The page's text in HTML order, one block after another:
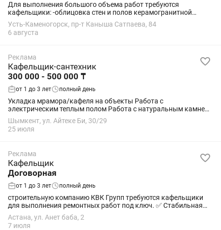
Для выполнения большого объема работ требуются
кафельщики: -облицовка стен и полов керамогранитной
плиткой -оплата по факту выполненных работ ( сдельная
оплата труда) -стабильный объем работ г...
Усть-Каменогорск, пр-т Каныша Сатпаева, 84
6 августа
Реклама
Кафельщик-сантехник
300 000 - 500 000 ₸
от 1 до 3 лет полный день
Укладка мрамора/кафеля на объекты Работа с
электрическим теплым полом Работа с натуральным камнем-
гранит, мрамор Не объем, постоянная работа! Пишите на Не
звонить!
Шымкент, ул. Айтеке Би, 30/29
25 июля
Реклама
Кафельщик
Договорная
от 1 до 3 лет полный день
строительную компанию КВК Групп требуются кафельщики
для выполнения ремонтных работ под ключ. ✅ Стабильная
работа ✅ Своевременная оплата ✅ Выплаты до 3 раз в месяц
📲 По всем вопросам пишите в : +
Астана, ул. Анет баба, 2
7 июля